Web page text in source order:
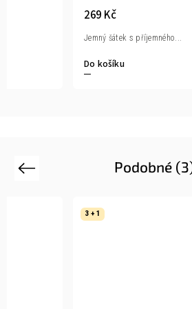
269 Kč
Do košíku
Jemný šátek s příjemného...
Podobné
Previous
3 + 1